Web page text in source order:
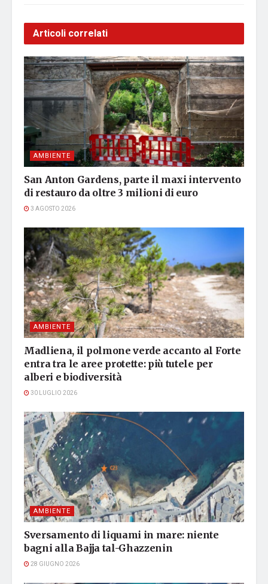
Articoli correlati
AMBIENTE
San Anton Gardens, parte il maxi intervento
di restauro da oltre 3 milioni di euro
3 AGOSTO 2026
AMBIENTE
Madliena, il polmone verde accanto al Forte
entra tra le aree protette: più tutele per
alberi e biodiversità
30 LUGLIO 2026
AMBIENTE
Sversamento di liquami in mare: niente
bagni alla Bajja tal-Ghazzenin
28 GIUGNO 2026